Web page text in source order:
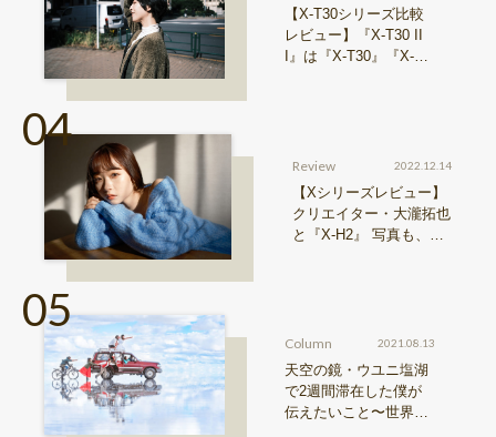
【X-T30シリーズ比較
レビュー】『X-T30 II
I』は『X-T30』『X-T3
Review 2022.12.14
【Xシリーズレビュー】
クリエイター・大瀧拓也
と『X-H2』 写真も、動
Column 2021.08.13
天空の鏡・ウユニ塩湖
で2週間滞在した僕が
伝えたいこと〜世界の